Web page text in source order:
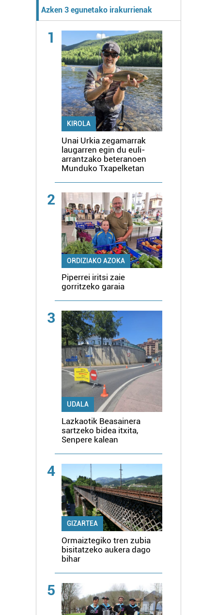
Azken 3 egunetako irakurrienak
1
KIROLA
Unai Urkia zegamarrak
laugarren egin du euli-
arrantzako beteranoen
Munduko Txapelketan
2
ORDIZIAKO AZOKA
Piperrei iritsi zaie
gorritzeko garaia
3
UDALA
Lazkaotik Beasainera
sartzeko bidea itxita,
Senpere kalean
4
GIZARTEA
Ormaiztegiko tren zubia
bisitatzeko aukera dago
bihar
5